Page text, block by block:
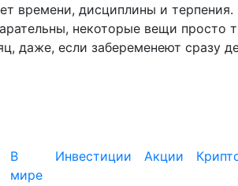
времени, дисциплины и
некоторые вещи просто
даже, если забеременеют сразу
В
мире
Инвестиции Акции